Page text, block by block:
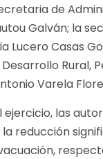
de
Galván; la
Lucero Casas
Rural,
Varela
las
reducción